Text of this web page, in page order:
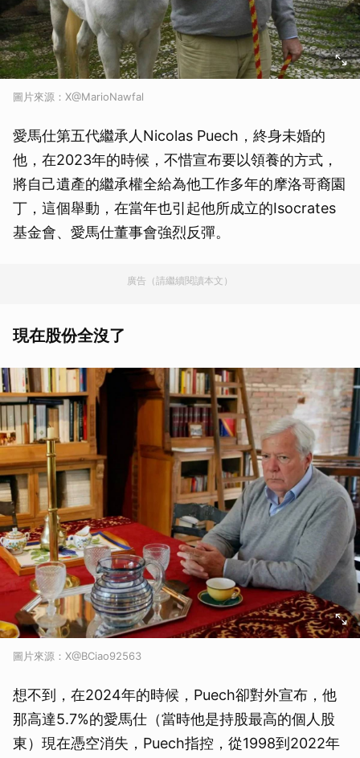
圖片來源：X@MarioNawfal
愛馬仕第五代繼承人Nicolas Puech，終身未婚的
他，在2023年的時候，不惜宣布要以領養的方式，
將自己遺產的繼承權全給為他工作多年的摩洛哥裔園
丁，這個舉動，在當年也引起他所成立的Isocrates
基金會、愛馬仕董事會強烈反彈。
廣告（請繼續閱讀本文）
現在股份全沒了
圖片來源：X@BCiao92563
想不到，在2024年的時候，Puech卻對外宣布，他
那高達5.7%的愛馬仕（當時他是持股最高的個人股
東）現在憑空消失，Puech指控，從1998到2022年